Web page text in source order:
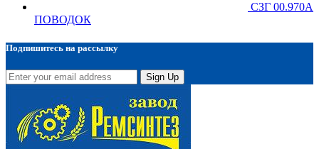
СЗГ 00.970А
ПОВОДОК
Подпишитесь на рассылку
Sign Up